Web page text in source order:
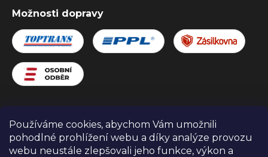
Používáme cookies, abychom Vám umožnili
pohodlné prohlížení webu a díky analýze provozu
webu neustále zlepšovali jeho funkce, výkon a
Možnosti dopravy
Zboží.cz Heureka.cz Obchodní podmínky